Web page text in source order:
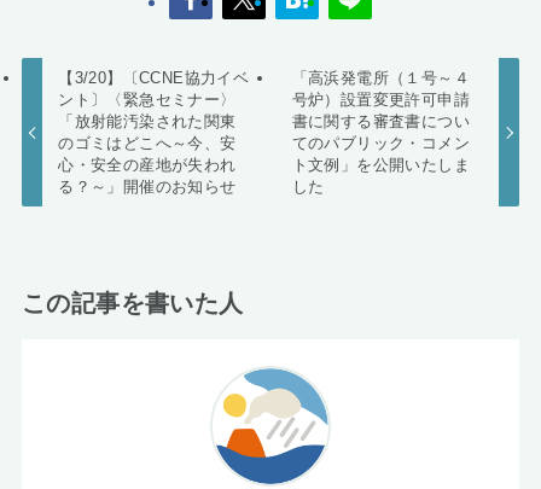
【3/20】〔CCNE協力イベ
ント〕〈緊急セミナー〉
「放射能汚染された関東
のゴミはどこへ～今、安
心・安全の産地が失われ
る？～」開催のお知らせ
「高浜発電所（１号～４
号炉）設置変更許可申請
書に関する審査書につい
てのパブリック・コメン
ト文例」を公開いたしま
した
この記事を書いた人